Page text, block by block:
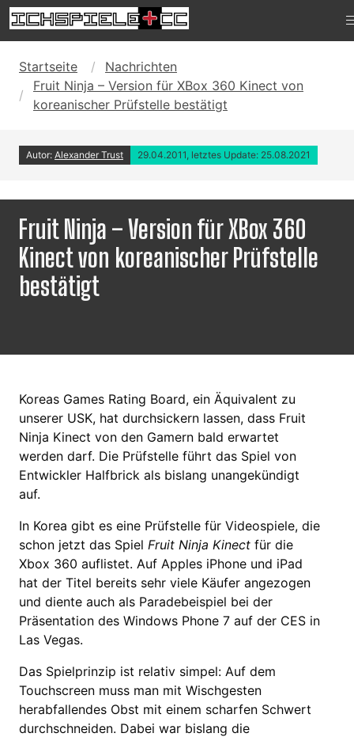
Startseite
Nachrichten
Fruit Ninja – Version für XBox 360 Kinect von
koreanischer Prüfstelle bestätigt
Autor: Alexander Trust 29.04.2011, letztes Update: 25.08.2021
Fruit Ninja – Version für XBox 360
Kinect von koreanischer Prüfstelle
bestätigt
Koreas Games Rating Board, ein Äquivalent zu
unserer USK, hat durchsickern lassen, dass Fruit
Ninja Kinect von den Gamern bald erwartet
werden darf. Die Prüfstelle führt das Spiel von
Entwickler Halfbrick als bislang unangekündigt
auf.
In Korea gibt es eine Prüfstelle für Videospiele, die
schon jetzt das Spiel Fruit Ninja Kinect für die
Xbox 360 auflistet. Auf Apples iPhone und iPad
hat der Titel bereits sehr viele Käufer angezogen
und diente auch als Paradebeispiel bei der
Präsentation des Windows Phone 7 auf der CES in
Las Vegas.
Das Spielprinzip ist relativ simpel: Auf dem
Touchscreen muss man mit Wischgesten
herabfallendes Obst mit einem scharfen Schwert
durchschneiden. Dabei war bislang die